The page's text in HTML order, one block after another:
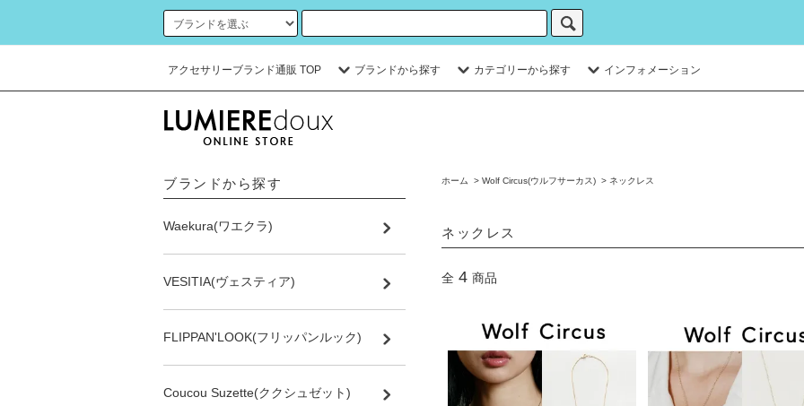
アクセサリーブランド通販 TOP ブランドから探す カテゴリーから探す インフォメーション
ホーム > Wolf Circus(ウルフサーカス) > ネックレス
ネックレス
全 4 商品
ブランドから探す
Waekura(ワエクラ)
VESITIA(ヴェスティア)
FLIPPAN'LOOK(フリッパンルック)
Coucou Suzette(ククシュゼット)